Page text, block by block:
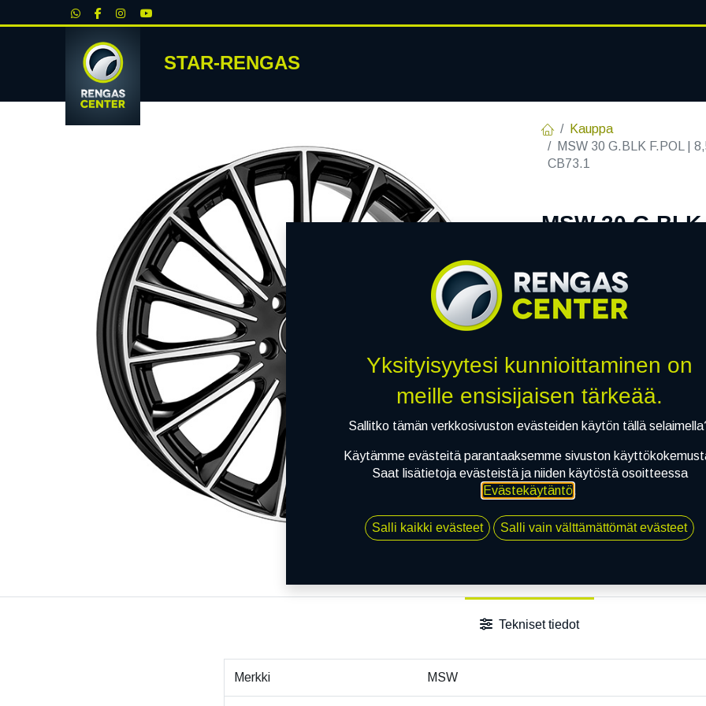
STAR-RENGAS
Kauppa
MSW 30 G.BLK F.POL |
CB73.1
MSW 30
EAN:8027529145595
Tällä tuotteella ei ole
Jaa
Toimitusehdot
Tekniset tiedot
Merkki MSW
Yksityisyytesi kunnioittaminen on
meille ensisijaisen tärkeää.
Sallitko tämän verkkosivuston evästeiden käytön tällä
Käytämme evästeitä parantaaksemme sivuston
Saat lisätietoja evästeistä ja niiden käytöstä osoitteessa
Evästekäytäntö.
Salli kaikki evästeet Salli vain välttämättömät evästeet